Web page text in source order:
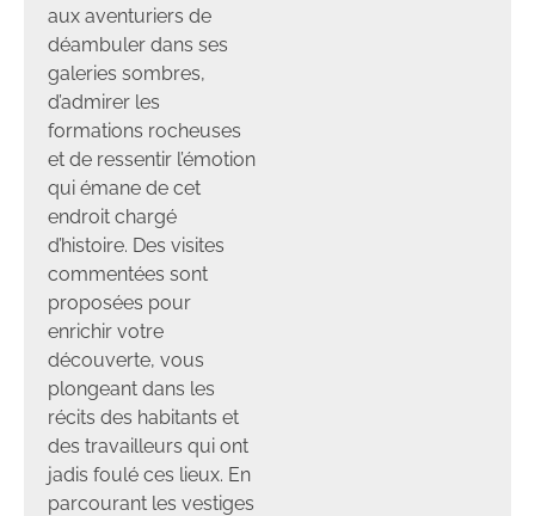
aux aventuriers de
déambuler dans ses
galeries sombres,
d’admirer les
formations rocheuses
et de ressentir l’émotion
qui émane de cet
endroit chargé
d’histoire. Des visites
commentées sont
proposées pour
enrichir votre
découverte, vous
plongeant dans les
récits des habitants et
des travailleurs qui ont
jadis foulé ces lieux. En
parcourant les vestiges